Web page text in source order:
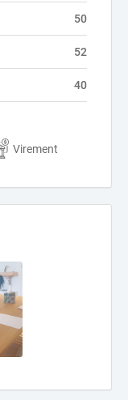
50
52
40
Virement